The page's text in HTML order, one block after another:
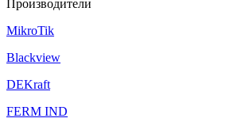
Производители
MikroTik
Blackview
DEKraft
FERM IND